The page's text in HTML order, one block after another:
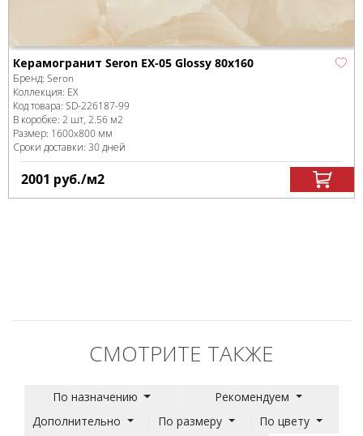
Керамогранит Seron EX-05 Glossy 80x160
Бренд: Seron
Коллекция: EX
Код товара: SD-226187-99
В коробке: 2 шт, 2.56 м2
Размер: 1600x800 мм
Сроки доставки: 30 дней
2001 руб./м2
СМОТРИТЕ ТАКЖЕ
По назначению
Рекомендуем
Дополнительно
По размеру
По цвету